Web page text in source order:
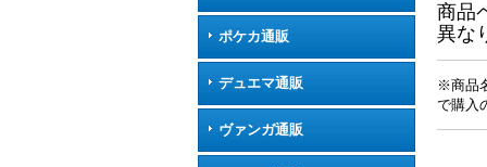
ポケカ通販
デュエマ通販
ヴァンガ通販
商品
異な
※商品
で購入